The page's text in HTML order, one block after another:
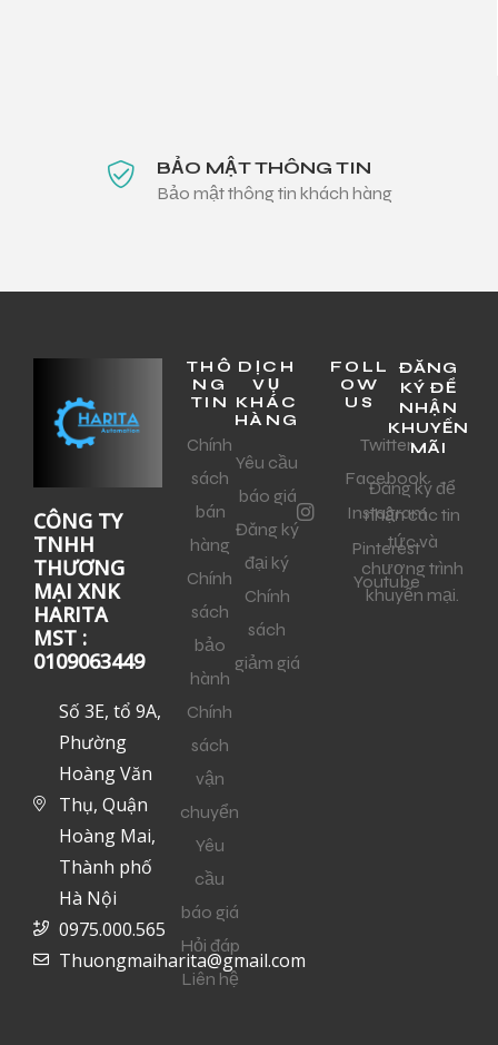
BẢO MẬT THÔNG TIN
Bảo mật thông tin khách hàng
CÔNG TY
TNHH
THƯƠNG
MẠI XNK
HARITA
MST :
0109063449
Số 3E, tổ 9A,
Phường
Hoàng Văn
Thụ, Quận
Hoàng Mai,
Thành phố
Hà Nội
0975.000.565
Thuongmaiharita@gmail.com
THÔ
NG
TIN
Chính
sách
bán
hàng
Chính
sách
bảo
hành
Chính
sách
vận
chuyển
Yêu
cầu
báo giá
Hỏi đáp
Liên hệ
DỊCH
VỤ
KHÁC
HÀNG
Yêu cầu
báo giá
Đăng ký
đại ký
Chính
sách
giảm giá
FOLL
OW
US
Twitter
Facebook
Instagram
Pinterest
Youtube
ĐĂNG
KÝ ĐỂ
NHẬN
KHUYẾN
MÃI
Đăng ký để
nhận các tin
tức và
chương trình
khuyến mại.